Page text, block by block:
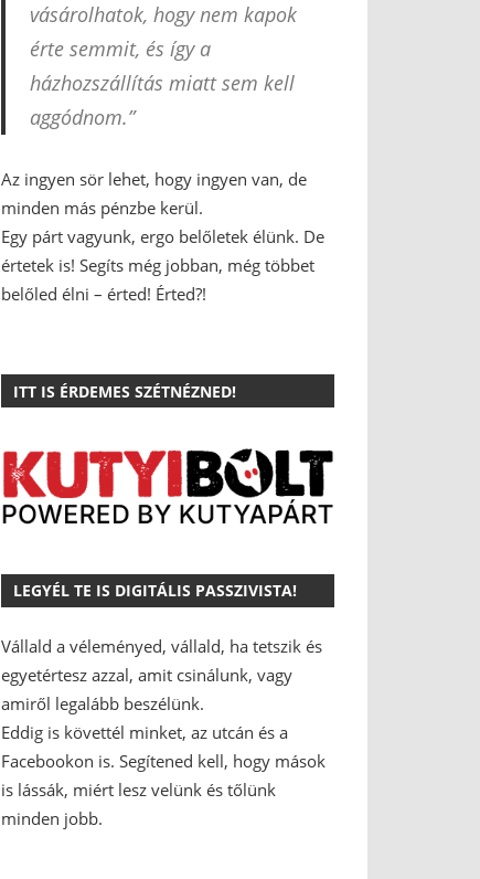
vásárolhatok, hogy nem kapok
érte semmit, és így a
házhozszállítás miatt sem kell
aggódnom.”
Az ingyen sör lehet, hogy ingyen van, de
minden más pénzbe kerül.
Egy párt vagyunk, ergo belőletek élünk. De
értetek is! Segíts még jobban, még többet
belőled élni – érted! Érted?!
ITT IS ÉRDEMES SZÉTNÉZNED!
LEGYÉL TE IS DIGITÁLIS PASSZIVISTA!
Vállald a véleményed, vállald, ha tetszik és
egyetértesz azzal, amit csinálunk, vagy
amiről legalább beszélünk.
Eddig is követtél minket, az utcán és a
Facebookon is. Segítened kell, hogy mások
is lássák, miért lesz velünk és tőlünk
minden jobb.